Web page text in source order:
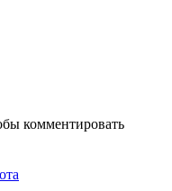
комментировать